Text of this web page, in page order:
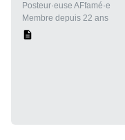
Posteur·euse AFfamé·e
Membre depuis 22 ans